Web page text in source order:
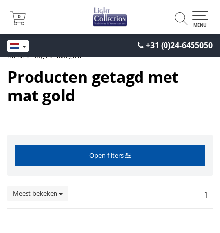
+31 (0)24-6455050
0
0
MENU
Home Tags mat gold
Producten getagd met
mat gold
Open filters
Meest bekeken 1